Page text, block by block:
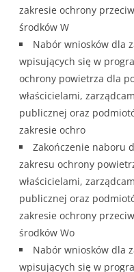
zakresie ochrony
środków W
Nabór wniosków dla
wpisujących się w
ochrony powietrza dla
właścicielami,
publicznej oraz
zakresie ochro
Zakończenie naboru
zakresu ochrony
właścicielami,
publicznej oraz
zakresie ochrony
środków Wo
Nabór wniosków dla
wpisujących się w